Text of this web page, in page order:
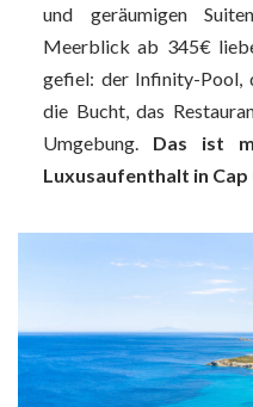
und geräumigen
Meerblick ab 345€
gefiel: der Infinity-Pool,
die Bucht, das
Umgebung. Das ist
Luxusaufenthalt in Cap